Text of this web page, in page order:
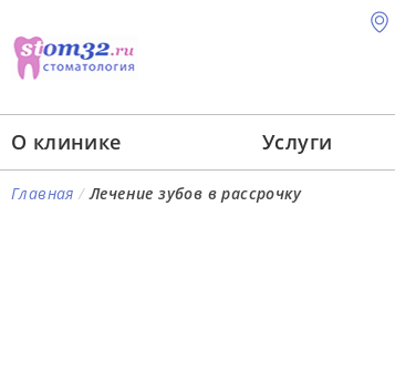
О клинике Услуги
Главная / Лечение зубов в рассрочку